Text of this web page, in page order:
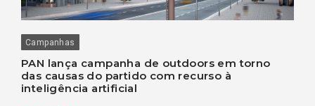
Campanhas
PAN lança campanha de outdoors em torno
das causas do partido com recurso à
inteligência artificial